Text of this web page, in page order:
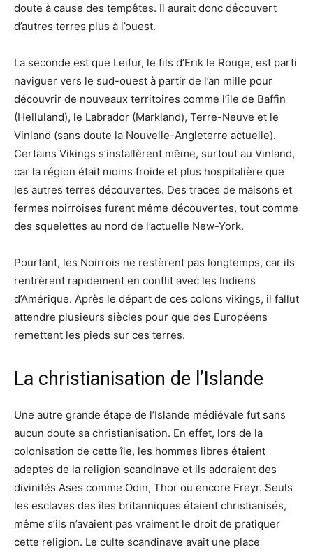
doute à cause des tempêtes. Il aurait donc découvert
d’autres terres plus à l’ouest.
La seconde est que Leifur, le fils d’Erik le Rouge, est parti
naviguer vers le sud-ouest à partir de l’an mille pour
découvrir de nouveaux territoires comme l’île de Baffin
(Helluland), le Labrador (Markland), Terre-Neuve et le
Vinland (sans doute la Nouvelle-Angleterre actuelle).
Certains Vikings s’installèrent même, surtout au Vinland,
car la région était moins froide et plus hospitalière que
les autres terres découvertes. Des traces de maisons et
fermes noirroises furent même découvertes, tout comme
des squelettes au nord de l’actuelle New-York.
Pourtant, les Noirrois ne restèrent pas longtemps, car ils
rentrèrent rapidement en conflit avec les Indiens
d’Amérique. Après le départ de ces colons vikings, il fallut
attendre plusieurs siècles pour que des Européens
remettent les pieds sur ces terres.
La christianisation de l’Islande
Une autre grande étape de l’Islande médiévale fut sans
aucun doute sa christianisation. En effet, lors de la
colonisation de cette île, les hommes libres étaient
adeptes de la religion scandinave et ils adoraient des
divinités Ases comme Odin, Thor ou encore Freyr. Seuls
les esclaves des îles britanniques étaient christianisés,
même s’ils n’avaient pas vraiment le droit de pratiquer
cette religion. Le culte scandinave avait une place